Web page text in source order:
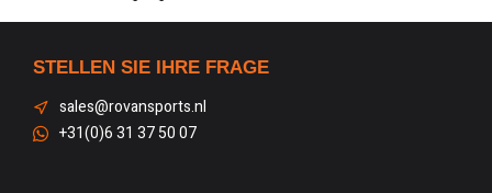
STELLEN SIE IHRE FRAGE
sales@rovansports.nl
+31(0)6 31 37 50 07